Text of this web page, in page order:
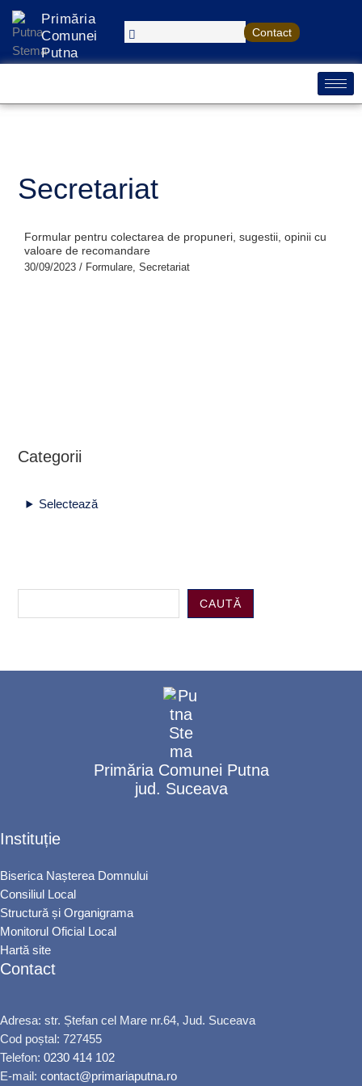
Treci
conținut
Primăria
Comunei
Putna
Contact
Secretariat
Formular pentru colectarea de propuneri, sugestii, opinii cu
valoare de recomandare
30/09/2023 / Formulare, Secretariat
Categorii
Selectează
S
e
a
c
CAUTĂ
Primăria Comunei Putna
jud. Suceava
Instituție
Biserica Nașterea Domnului
Consiliul Local
Structură și Organigrama
Monitorul Oficial Local
Hartă site
Contact
Adresa: str. Ștefan cel Mare nr.64, Jud. Suceava
Cod poștal: 727455
Telefon: 0230 414 102
E-mail: contact@primariaputna.ro